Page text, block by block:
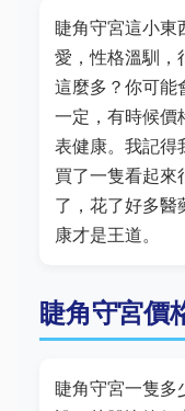
睫角守宮這小東
愛，性格溫馴，
這麼多？你可能
一定，有時候價
表健康。我記得
買了一隻看起來
了，花了好多醫
康才是王道。
睫角守宮價
睫角守宮一隻多